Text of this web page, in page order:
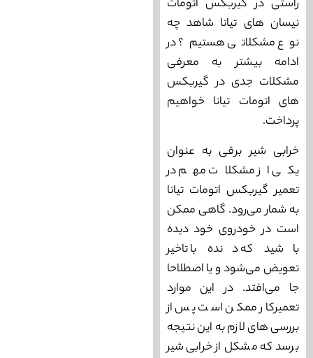
راستی در گیربکس اتومات
نیسان های تیانا شاهد چه
نوع مشکلاتی هستیم؟ در
ادامه بیشتر به معرفی
مشکلات جدی در گیربکس
های اتومات تیانا خواهیم
پرداخت.
خرابی شیر برقی به عنوان
یکی از مشکلات مهم در
تعمیر گیربکس اتومات تیانا
به شمار می‌رود. گاهی ممکن
است در خودروی خود دیده
باشید که دنده با تاخیر
تعویض می‌شود و یا اصطلاحا
جا می‌افتد. در این موارد
تعمیرکار ممکن است پس از
بررسی های لازم به این نتیجه
برسد که مشکل از خرابی شیر